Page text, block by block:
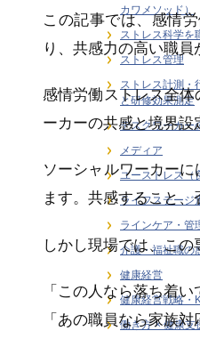
この記事では、感情
り、共感力の高い職
感情労働ストレス全
ーカーの共感と境界
ソーシャルワーカー
ます。共感すること
しかし現場では、こ
「この人なら落ち着い
「あの職員なら家族対
カワメソッド）
ストレス科学を
ストレス管理
ストレス計測・
と研修効果測定
デスクワーカー
メディア
ユーストレス（
ライフステージ
ラインケア・管
介護・福祉職の
健康経営
健康経営戦略・
働き方 × 健康支